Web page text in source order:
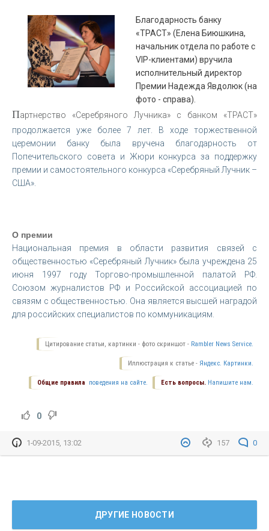
Благодарность банку
«ТРАСТ» (Елена Биюшкина,
начальник отдела по работе с
VIP-клиентами) вручила
исполнительный директор
Премии Надежда Явдолюк (на
фото - справа).
Партнерство «Серебряного Лучника» с банком «ТРАСТ»
продолжается уже более 7 лет. В ходе торжественной
церемонии банку была вручена благодарность от
Попечительского совета и Жюри конкурса за поддержку
премии и самостоятельного конкурса «Серебряный Лучник –
США».
О премии
Национальная премия в области развития связей с
общественностью «Серебряный Лучник» была учреждена 25
июня 1997 году Торгово-промышленной палатой РФ.
Союзом журналистов РФ и Российской ассоциацией по
связям с общественностью. Она является высшей наградой
для российских специалистов по коммуникациям.
Цитирование статьи, картинки - фото скриншот - Rambler News Service.
Иллюстрация к статье - Яндекс. Картинки.
Есть вопросы. Напишите нам.
Общие правила поведения на сайте.
0
157 0
1-09-2015, 13:02
ДРУГИЕ НОВОСТИ